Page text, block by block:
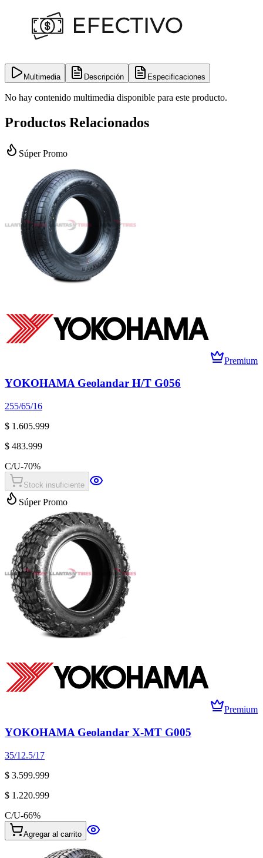
Multimedia Descripción Especificaciones
No hay contenido multimedia disponible para este producto.
Productos Relacionados
Súper Promo
Premium
YOKOHAMA Geolandar H/T G056
255/65/16
$ 1.605.999
$ 483.999
C/U-70%
Stock insuficiente
Súper Promo
Premium
YOKOHAMA Geolandar X-MT G005
35/12.5/17
$ 3.599.999
$ 1.220.999
C/U-66%
Agregar al carrito